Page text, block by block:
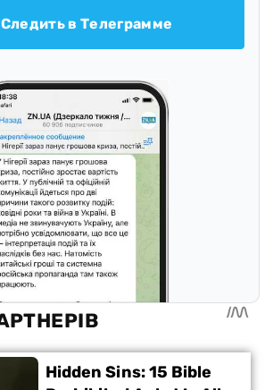
Следить в Телеграмме